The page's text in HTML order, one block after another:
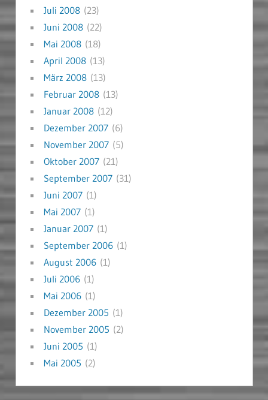
Juli 2008(23)
Juni 2008(22)
Mai 2008(18)
April 2008(13)
März 2008(13)
Februar 2008(13)
Januar 2008(12)
Dezember 2007(6)
November 2007(5)
Oktober 2007(21)
September 2007(31)
Juni 2007(1)
Mai 2007(1)
Januar 2007(1)
September 2006(1)
August 2006(1)
Juli 2006(1)
Mai 2006(1)
Dezember 2005 (1)
November 2005 (2)
Juni 2005 (1)
Mai 2005 (2)